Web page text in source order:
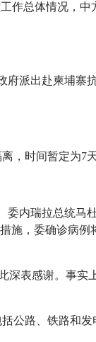
作总体情况，
府派出赴柬埔寨
，时间暂定为7
委内瑞拉总统马
施，委确诊病例
深表感谢。事实
公路、铁路和